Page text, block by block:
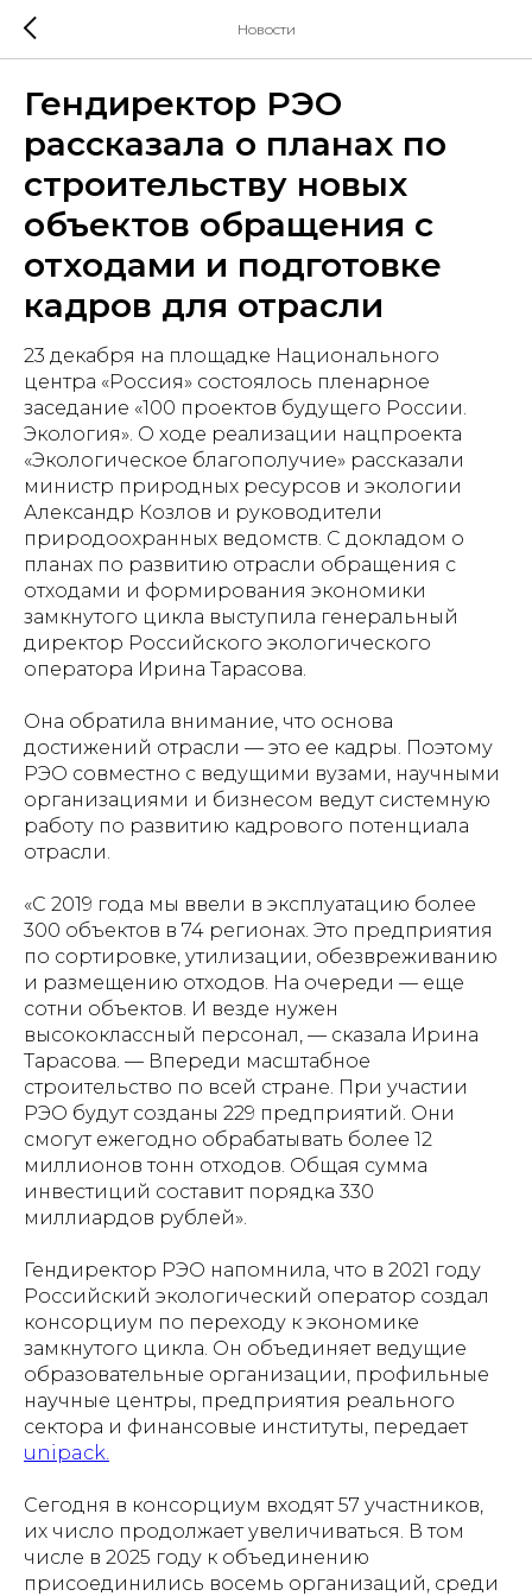
Новости
Гендиректор РЭО
рассказала о планах по
строительству новых
объектов обращения с
отходами и подготовке
кадров для отрасли
23 декабря на площадке Национального
центра «Россия» состоялось пленарное
заседание «100 проектов будущего России.
Экология». О ходе реализации нацпроекта
«Экологическое благополучие» рассказали
министр природных ресурсов и экологии
Александр Козлов и руководители
природоохранных ведомств. С докладом о
планах по развитию отрасли обращения с
отходами и формирования экономики
замкнутого цикла выступила генеральный
директор Российского экологического
оператора Ирина Тарасова.
Она обратила внимание, что основа
достижений отрасли — это ее кадры. Поэтому
РЭО совместно с ведущими вузами, научными
организациями и бизнесом ведут системную
работу по развитию кадрового потенциала
отрасли.
«С 2019 года мы ввели в эксплуатацию более
300 объектов в 74 регионах. Это предприятия
по сортировке, утилизации, обезвреживанию
и размещению отходов. На очереди — еще
сотни объектов. И везде нужен
высококлассный персонал, — сказала Ирина
Тарасова. — Впереди масштабное
строительство по всей стране. При участии
РЭО будут созданы 229 предприятий. Они
смогут ежегодно обрабатывать более 12
миллионов тонн отходов. Общая сумма
инвестиций составит порядка 330
миллиардов рублей».
Гендиректор РЭО напомнила, что в 2021 году
Российский экологический оператор создал
консорциум по переходу к экономике
замкнутого цикла. Он объединяет ведущие
образовательные организации, профильные
научные центры, предприятия реального
сектора и финансовые институты, передает
unipack.
Сегодня в консорциум входят 57 участников,
их число продолжает увеличиваться. В том
числе в 2025 году к объединению
присоединились восемь организаций, среди